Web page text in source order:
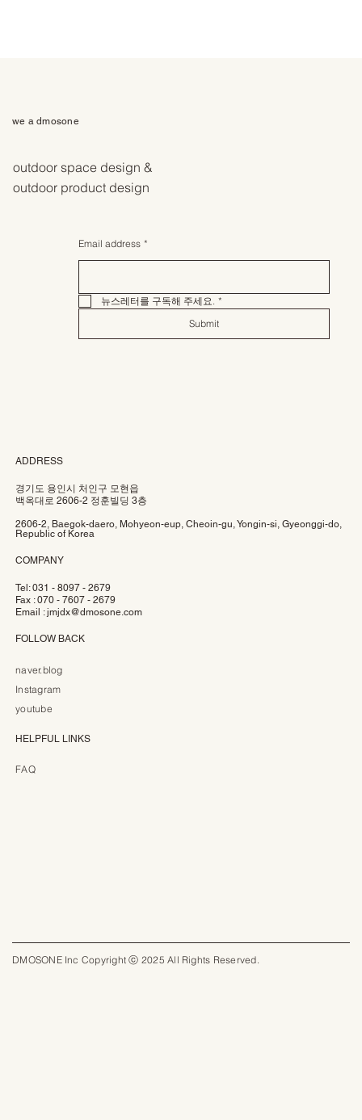
we a dmosone
outdoor space design &
outdoor product design
Email address *
뉴스레터를 구독해 주세요. *
Submit
ADDRESS
경기도 용인시 처인구 모현읍
백옥대로 2606-2 정훈빌딩 3층
2606-2, Baegok-daero, Mohyeon-eup, Cheoin-gu, Yongin-si, Gyeonggi-do,
Republic of Korea
COMPANY
Tel: 031 - 8097 - 2679
Fax : 070 - 7607 - 2679
Email :jmjdx@dmosone.com
FOLLOW BACK
naver.blog
Instagram
youtube
HELPFUL LINKS
FAQ
DMOSONE Inc Copyright ⓒ 2025 All Rights Reserved.​